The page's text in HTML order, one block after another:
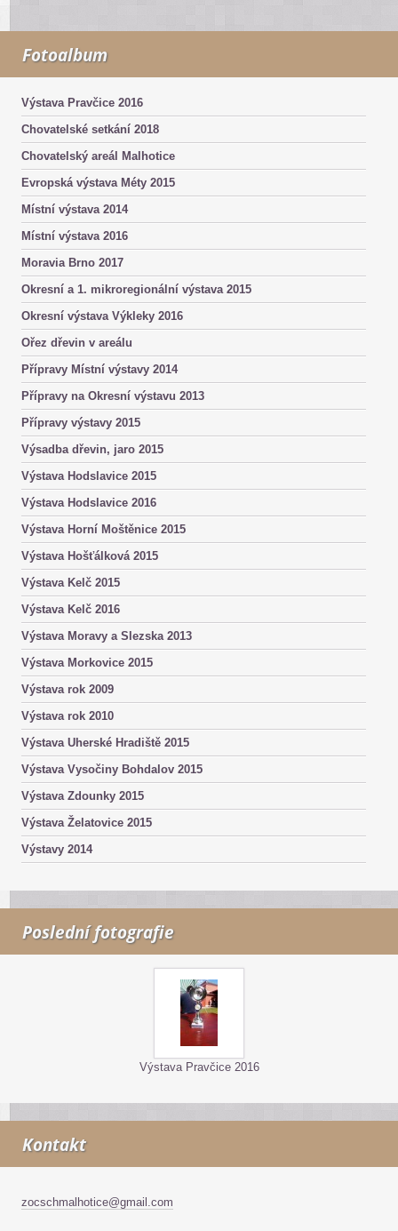
Fotoalbum
Výstava Pravčice 2016
Chovatelské setkání 2018
Chovatelský areál Malhotice
Evropská výstava Méty 2015
Místní výstava 2014
Místní výstava 2016
Moravia Brno 2017
Okresní a 1. mikroregionální výstava 2015
Okresní výstava Výkleky 2016
Ořez dřevin v areálu
Přípravy Místní výstavy 2014
Přípravy na Okresní výstavu 2013
Přípravy výstavy 2015
Výsadba dřevin, jaro 2015
Výstava Hodslavice 2015
Výstava Hodslavice 2016
Výstava Horní Moštěnice 2015
Výstava Hošťálková 2015
Výstava Kelč 2015
Výstava Kelč 2016
Výstava Moravy a Slezska 2013
Výstava Morkovice 2015
Výstava rok 2009
Výstava rok 2010
Výstava Uherské Hradiště 2015
Výstava Vysočiny Bohdalov 2015
Výstava Zdounky 2015
Výstava Želatovice 2015
Výstavy 2014
Poslední fotografie
Výstava Pravčice 2016
Kontakt
zocschmalhotice@gmail.com